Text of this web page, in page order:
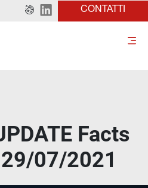
CONTATTI
Facts
07/2021